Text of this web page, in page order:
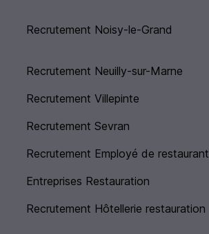
Recrutement Noisy-le-Grand
Recrutement Neuilly-sur-Marne
Recrutement Villepinte
Recrutement Sevran
Recrutement Employé de restaurant
Entreprises Restauration
Recrutement Hôtellerie restauration